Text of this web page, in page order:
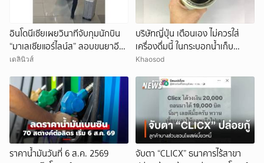
อินโดนีเซียเผยวินาทีจับกุมนักบิน
“มาเลเซียแอร์ไลน์ส” ลอบขนยาอี
26 กก.(คลิป)
เดลินิวส์
บริษัทญี่ปุ่น เตือนเอง ไม่ควรใส่
เครื่องดื่มนี้ ในกระบอกน้ำเก็บ
อุณหภูมิ เสี่ยงเสียหายง่าย
Khaosod
ราคาน้ำมันวันที่ 6 ส.ค. 2569
จับตา “CLICX” ธนาคารไร้สาขา